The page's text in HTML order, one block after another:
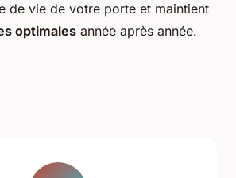
de vie de votre porte et maintient
optimales année après année.